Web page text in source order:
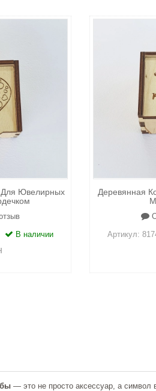
Для Ювелирных
В наличии
Деревянная
Артикул:
— это не просто аксессуар, а символ